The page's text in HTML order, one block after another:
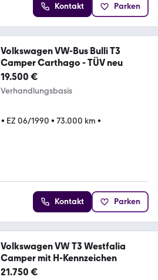
Kontakt Parken
Volkswagen VW-Bus Bulli T3
Camper Carthago - TÜV neu
19.500 €
Verhandlungsbasis
• EZ 06/1990 • 73.000 km •
Kontakt Parken
Volkswagen VW T3 Westfalia
Camper mit H-Kennzeichen
21.750 €